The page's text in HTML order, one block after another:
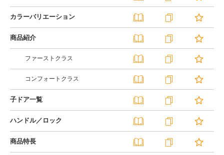
カラーバリエーション
商品紹介
ファーストクラス
コンフォートクラス
子ドア一覧
ハンドル／ロック
商品特長